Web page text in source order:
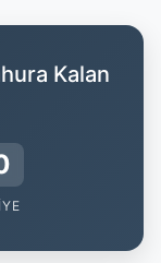
Kalan